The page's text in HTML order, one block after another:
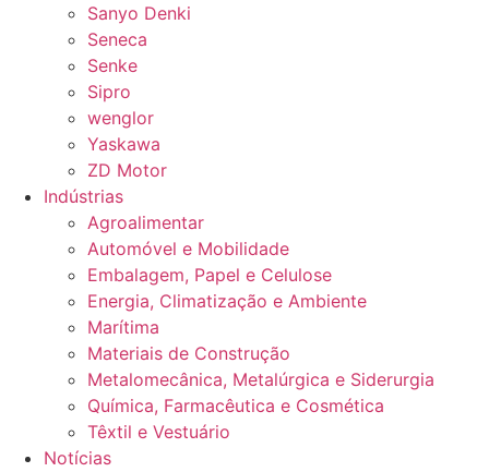
Sanyo Denki
Seneca
Senke
Sipro
wenglor
Yaskawa
ZD Motor
Indústrias
Agroalimentar
Automóvel e Mobilidade
Embalagem, Papel e Celulose
Energia, Climatização e Ambiente
Marítima
Materiais de Construção
Metalomecânica, Metalúrgica e Siderurgia
Química, Farmacêutica e Cosmética
Têxtil e Vestuário
Notícias